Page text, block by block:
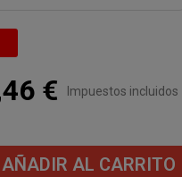
€ Impuestos incluidos
AÑADIR AL CARRITO